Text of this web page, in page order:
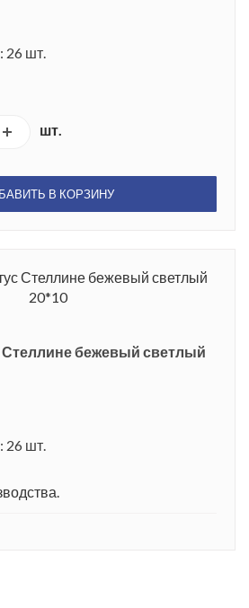
26 шт.
шт.
В КОРЗИНУ
Стеллине бежевый светлый
26 шт.